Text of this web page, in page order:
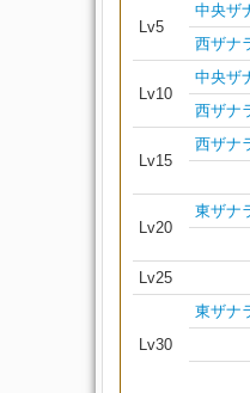
Lv5
中央ザ
西ザナ
Lv10
中央ザ
西ザナ
Lv15
西ザナ
Lv20
東ザナ
Lv25
Lv30
東ザナ